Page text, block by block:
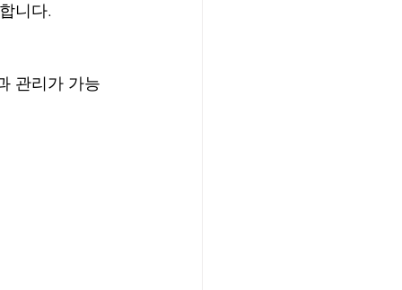
니다.
관리가 가능